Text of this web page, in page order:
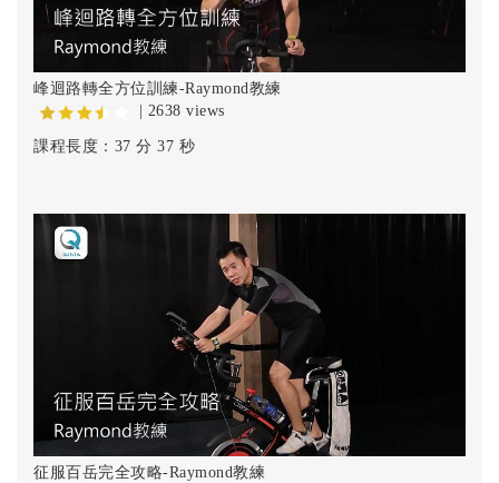
峰迴路轉全方位訓練-Raymond教練
| 2638 views
課程長度：37 分 37 秒
征服百岳完全攻略-Raymond教練